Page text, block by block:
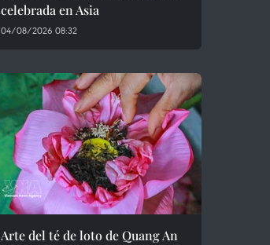
celebrada en Asia
04/08/2026 08:32
Arte del té de loto de Quang An